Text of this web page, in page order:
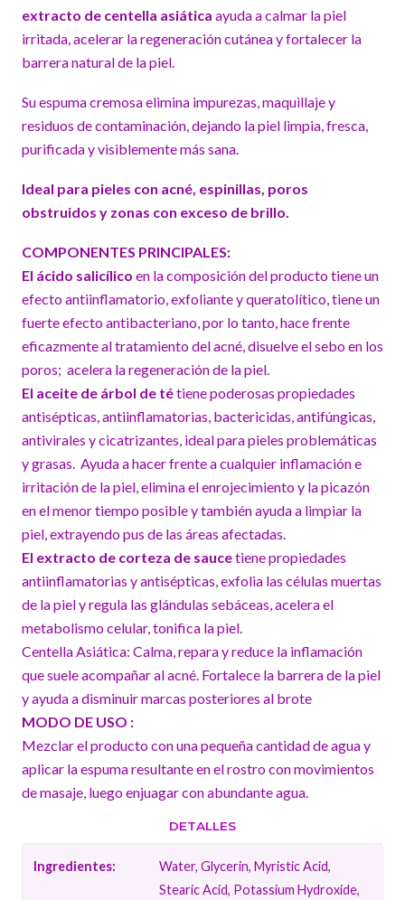
extracto de centella asiática ayuda a calmar la piel
irritada, acelerar la regeneración cutánea y fortalecer la
barrera natural de la piel.
Su espuma cremosa elimina impurezas, maquillaje y
residuos de contaminación, dejando la piel limpia, fresca,
purificada y visiblemente más sana.
Ideal para pieles con acné, espinillas, poros
obstruidos y zonas con exceso de brillo.
COMPONENTES PRINCIPALES:
El ácido salicílico en la composición del producto tiene un
efecto antiinflamatorio, exfoliante y queratolítico, tiene un
fuerte efecto antibacteriano, por lo tanto, hace frente
eficazmente al tratamiento del acné, disuelve el sebo en los
poros; acelera la regeneración de la piel.
El aceite de árbol de tétiene poderosas propiedades
antisépticas, antiinflamatorias, bactericidas, antifúngicas,
antivirales y cicatrizantes, ideal para pieles problemáticas
y grasas. Ayuda a hacer frente a cualquier inflamación e
irritación de la piel, elimina el enrojecimiento y la picazón
en el menor tiempo posible y también ayuda a limpiar la
piel, extrayendo pus de las áreas afectadas.
El extracto de corteza de saucetiene propiedades
antiinflamatorias y antisépticas, exfolia las células muertas
de la piel y regula las glándulas sebáceas, acelera el
metabolismo celular, tonifica la piel.
Centella Asiática: Calma, repara y reduce la inflamación
que suele acompañar al acné. Fortalece la barrera de la piel
y ayuda a disminuir marcas posteriores al brote
MODO DE USO :
Mezclar el producto con una pequeña cantidad de agua y
aplicar la espuma resultante en el rostro con movimientos
de masaje, luego enjuagar con abundante agua.
DETALLES
Ingredientes:
Water, Glycerin, Myristic Acid,
Stearic Acid, Potassium Hydroxide,